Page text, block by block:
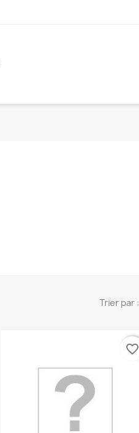
Trier par :
favorite_border